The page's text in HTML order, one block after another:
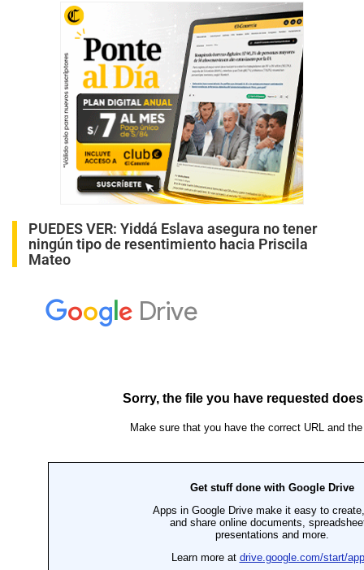
PUEDES VER: Yiddá Eslava asegura no tener
ningún tipo de resentimiento hacia Priscila
Mateo